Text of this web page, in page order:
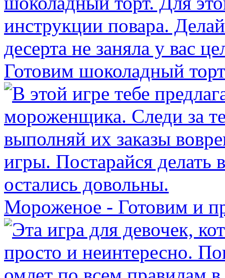
Готовим шоколадный торт
Мороженое - Готовим и